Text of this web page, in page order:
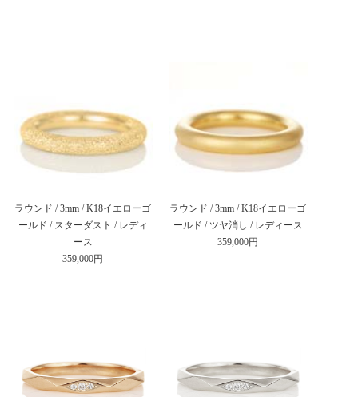
ラウンド / 3mm / K18イエローゴ
ールド / スターダスト / レディ
ース
359,000円
ラウンド / 3mm / K18イエローゴ
ールド / ツヤ消し / レディース
359,000円